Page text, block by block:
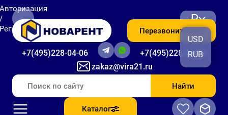
zakaz@vira21.ru
+7(495)228-04-06 +7(495)228-06-56
Перезвоните мне
₽
USD
RUB
Найти
Каталог